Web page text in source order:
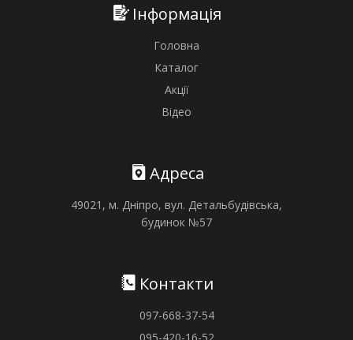
Інформація
Головна
Каталог
Акції
Відео
Адреса
49021, м. Дніпро, вул. Детальбудівська,
будинок №57
Контакти
097-668-37-54